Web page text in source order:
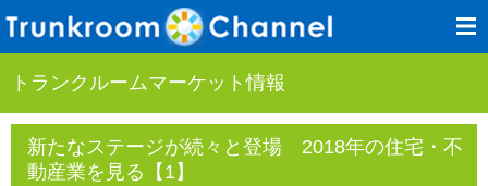
トランクルームマーケット情報
新たなステージが続々と登場 2018年の住宅・不
動産業を見る【1】